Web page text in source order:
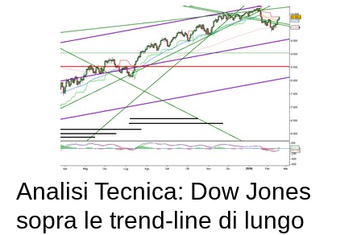
Analisi Tecnica: Dow Jones
sopra le trend-line di lungo